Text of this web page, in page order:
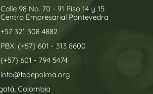
Calle 98 No. 70 - 91 Piso 14 y 15
Centro Empresarial Pontevedra
+57 321 308 4882
PBX: (+57) 601 - 313 8600
(+57) 601 - 794 5474
info@fedepalma.org
Colombia